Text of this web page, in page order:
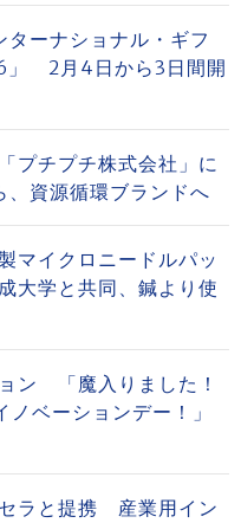
ターナショナル・ギフ
」 2月4日から3日間開
プチプチ株式会社」に
資源循環ブランドへ
マイクロニードルパッ
大学と共同、鍼より使
ン 「魔入りました！
ベーションデー！」
ラと提携 産業用イン